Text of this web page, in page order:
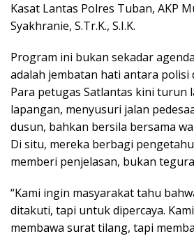
Kasat Lantas Polres Tuban, AKP
Syakhranie, S.Tr.K., S.I.K.
Program ini bukan sekadar
adalah jembatan hati antara polisi
Para petugas Satlantas kini turun
lapangan, menyusuri jalan
dusun, bahkan bersila bersama
Di situ, mereka berbagi
memberi penjelasan, bukan
“Kami ingin masyarakat tahu
ditakuti, tapi untuk dipercaya.
membawa surat tilang, tapi